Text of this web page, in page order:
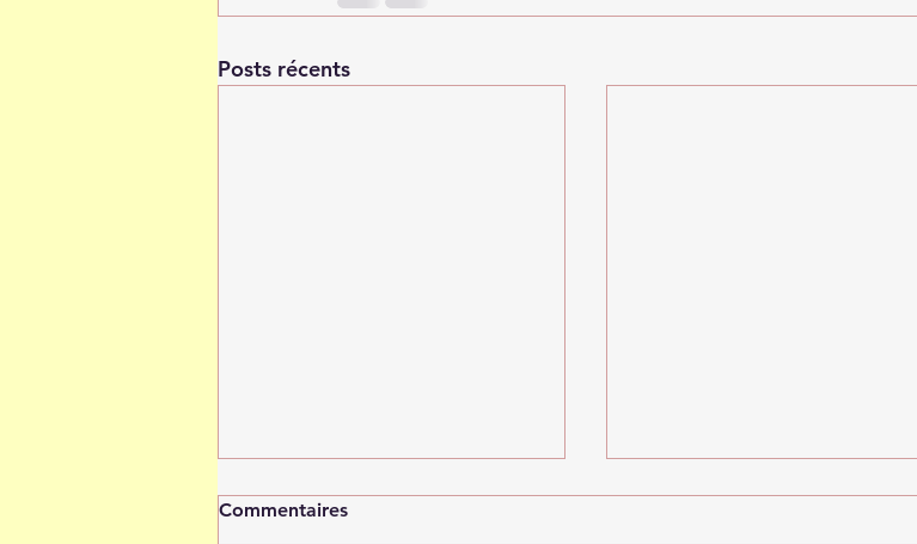
Posts récents
Commentaires